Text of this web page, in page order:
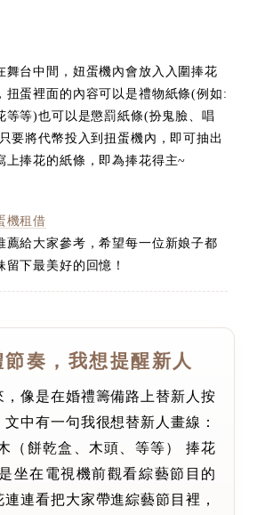
台中間，妞蛋機內會放入入圍捧花
扭蛋裡面的內容可以是禮物紙條(例如:
等等)也可以是懲罰紙條(扮鬼臉、唱
要將代幣投入到扭蛋機內，即可抽出
上捧花的紙條，即為捧花得主~
機租借
薦給大家參考，希望每一位新娘子都
下最美好的回憶！
節奏，我想提醒新人
像是在婚禮籌備路上替新人按
中有一句我很想替新人畫線：
（餅乾盒、木頭、等等） 捧花
坐在電視機前觀看綜藝節目的
連看把大家帶進綜藝節目裡，